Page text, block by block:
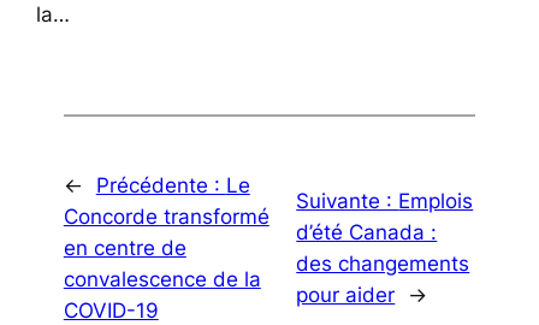
la…
← Précédente : Le
Concorde transformé
en centre de
convalescence de la
COVID-19
Suivante : Emplois
d’été Canada :
des changements
pour aider
→